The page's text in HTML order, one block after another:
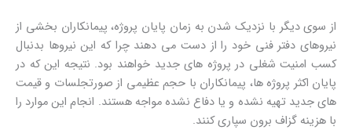
از سوی دیگر با نزدیک شدن به زمان پایان پروژه، پیمانکاران بخشی از
نیروهای دفتر فنی خود را از دست می دهند چرا که این نیروها بدنبال
کسب امنیت شغلی در پروژه های جدید خواهند بود. نتیجه این که در
پایان اکثر پروژه ها، پیمانکاران با حجم عظیمی از صورتجلسات و قیمت
های جدید تهیه نشده و یا دفاع نشده مواجه هستند. انجام این موارد را
با هزینه گزاف برون سپاری کنند.